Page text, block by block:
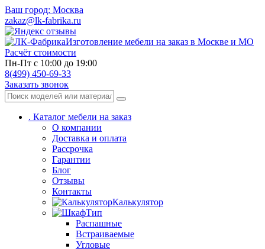
Ваш город: Москва
zakaz@lk-fabrika.ru
Изготовление мебели на заказ в Москве и МО
Расчёт стоимости
Пн-Пт с 10:00 до 19:00
8(499) 450-69-33
Заказать звонок
. Каталог мебели на заказ
О компании
Доставка и оплата
Рассрочка
Гарантии
Блог
Отзывы
Контакты
Калькулятор
Тип
Распашные
Встраиваемые
Угловые